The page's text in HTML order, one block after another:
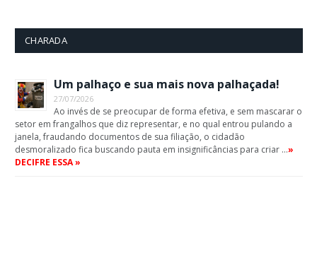
CHARADA
Um palhaço e sua mais nova palhaçada!
27/07/2026
Ao invés de se preocupar de forma efetiva, e sem mascarar o
setor em frangalhos que diz representar, e no qual entrou pulando a
janela, fraudando documentos de sua filiação, o cidadão
desmoralizado fica buscando pauta em insignificâncias para criar …»
DECIFRE ESSA »